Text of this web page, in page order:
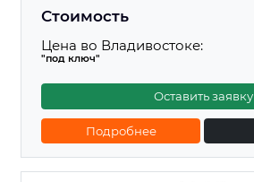
Стоимость
Цена во Владивостоке:
"под ключ"
Оставить заявку
Подробнее